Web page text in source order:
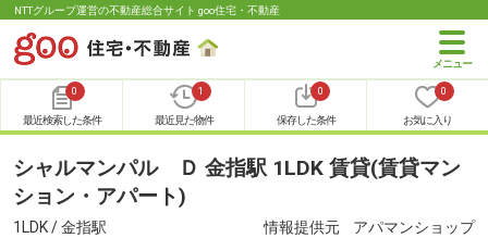
NTTグループ運営の不動産総合サイト goo住宅・不動産
0
最近検索した条件
1
最近見た物件
0
保存した条件
0
お気に入り
シャルマンパル Ｄ 金指駅 1LDK 賃貸(賃貸マン
ション・アパート)
1LDK / 金指駅 情報提供元 アパマンショップ